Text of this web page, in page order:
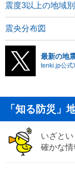
震度3以上の地域
震央分布図
最新の地
tenki.jp公式
「知る防災」
いざと
確かな